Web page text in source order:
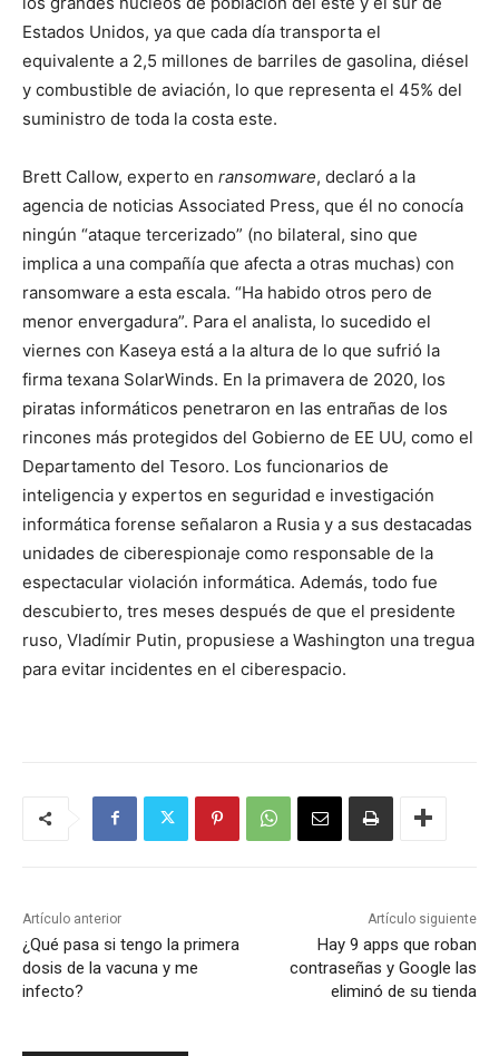
Estados Unidos, ya que cada día transporta el
equivalente a 2,5 millones de barriles de gasolina, diésel
y combustible de aviación, lo que representa el 45% del
suministro de toda la costa este.
Brett Callow, experto en ransomware, declaró a la
agencia de noticias Associated Press, que él no conocía
ningún “ataque tercerizado” (no bilateral, sino que
implica a una compañía que afecta a otras muchas) con
ransomware a esta escala. “Ha habido otros pero de
menor envergadura”. Para el analista, lo sucedido el
viernes con Kaseya está a la altura de lo que sufrió la
firma texana SolarWinds. En la primavera de 2020, los
piratas informáticos penetraron en las entrañas de los
rincones más protegidos del Gobierno de EE UU, como el
Departamento del Tesoro. Los funcionarios de
inteligencia y expertos en seguridad e investigación
informática forense señalaron a Rusia y a sus destacadas
unidades de ciberespionaje como responsable de la
espectacular violación informática. Además, todo fue
descubierto, tres meses después de que el presidente
ruso, Vladímir Putin, propusiese a Washington una tregua
para evitar incidentes en el ciberespacio.
Artículo anterior
¿Qué pasa si tengo la primera
dosis de la vacuna y me
infecto?
Artículo siguiente
Hay 9 apps que roban
contraseñas y Google las
eliminó de su tienda